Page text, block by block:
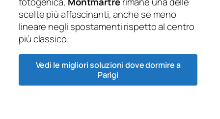
scelte più affascinanti, anche se meno
lineare negli spostamenti rispetto al centro
più classico.
Vedi le migliori soluzioni dove dormire a
Parigi